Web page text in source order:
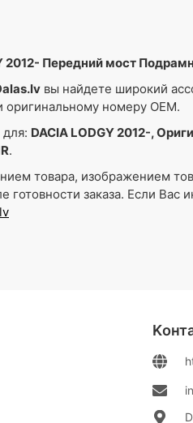
2012- Передний мост
вы найдете широкий
номеру OEM.
DACIA LODGY 2012-,
.
товара, изображением
готовности заказа. Если Вас